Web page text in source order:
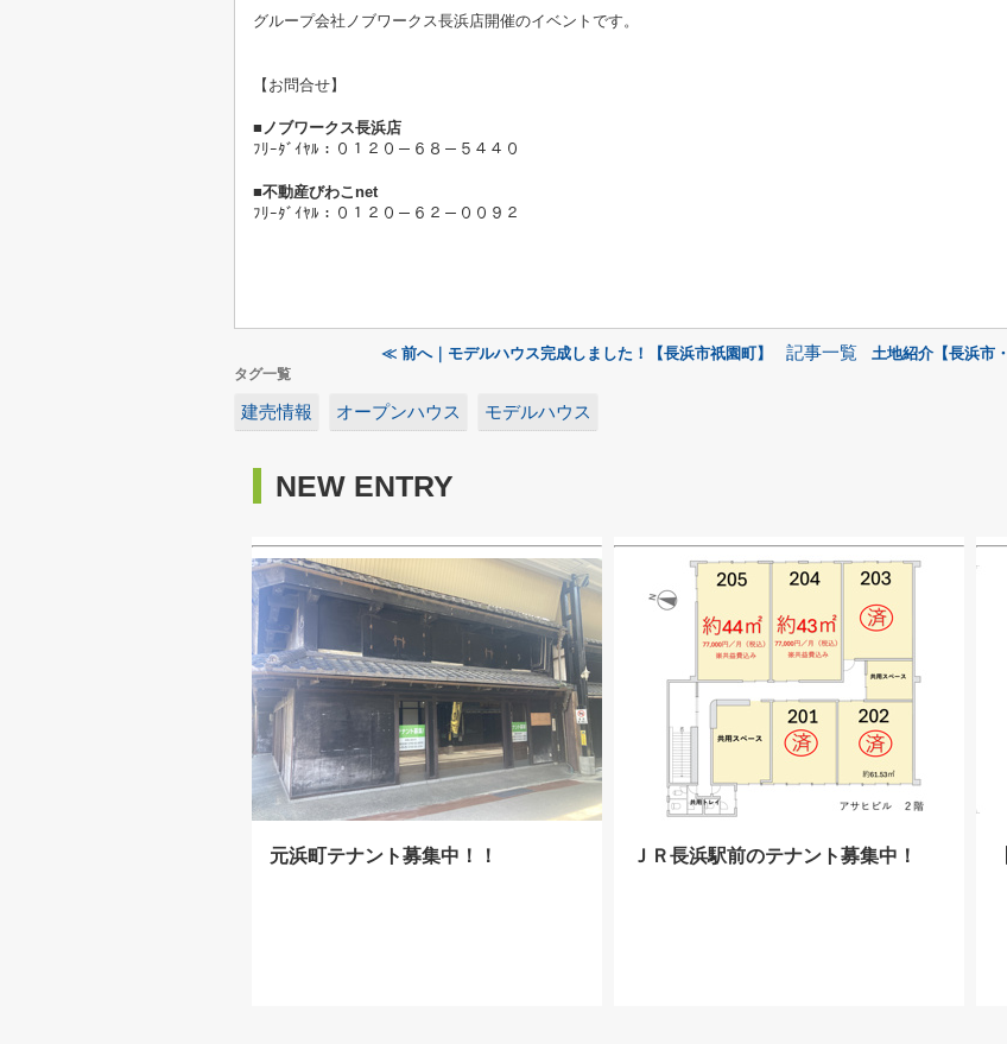
グループ会社ノブワークス長浜店開催のイベントです。
【お問合せ】
■ノブワークス長浜店
ﾌﾘｰﾀﾞｲﾔﾙ：０１２０－６８－５４４０
■不動産びわこnet
ﾌﾘｰﾀﾞｲﾔﾙ：０１２０－６２－００９２
≪ 前へ｜モデルハウス完成しました！【長浜市祇園町】 記事一覧 土地紹介【長浜市
タグ一覧
建売情報 オープンハウス モデルハウス
NEW ENTRY
元浜町テナント募集中！！ ＪＲ長浜駅前のテナント募集中！